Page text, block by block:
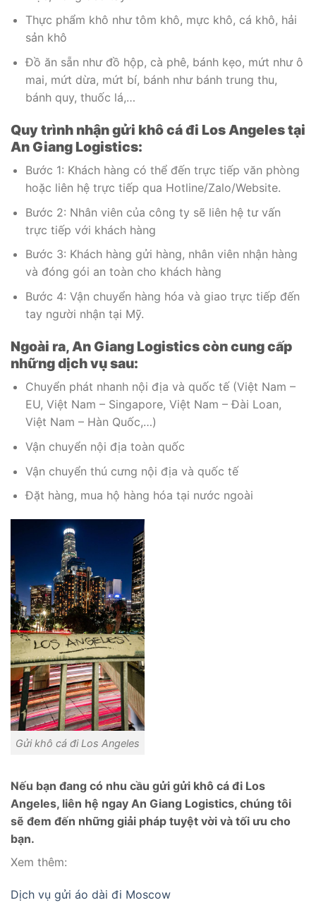
Thực phẩm khô như tôm khô, mực khô, cá khô, hải
sản khô
Đồ ăn sẵn như đồ hộp, cà phê, bánh kẹo, mứt như ô
mai, mứt dừa, mứt bí, bánh như bánh trung thu,
bánh quy, thuốc lá,…
Quy trình nhận gửi khô cá đi Los Angeles tại
An Giang Logistics:
Bước 1: Khách hàng có thể đến trực tiếp văn phòng
hoặc liên hệ trực tiếp qua Hotline/Zalo/Website.
Bước 2: Nhân viên của công ty sẽ liên hệ tư vấn
trực tiếp với khách hàng
Bước 3: Khách hàng gửi hàng, nhân viên nhận hàng
và đóng gói an toàn cho khách hàng
Bước 4: Vận chuyển hàng hóa và giao trực tiếp đến
tay người nhận tại Mỹ.
Ngoài ra, An Giang Logistics còn cung cấp
những dịch vụ sau:
Chuyển phát nhanh nội địa và quốc tế (Việt Nam –
EU, Việt Nam – Singapore, Việt Nam – Đài Loan,
Việt Nam – Hàn Quốc,…)
Vận chuyển nội địa toàn quốc
Vận chuyển thú cưng nội địa và quốc tế
Đặt hàng, mua hộ hàng hóa tại nước ngoài
Gửi khô cá đi Los Angeles
Nếu bạn đang có nhu cầu gửi gửi khô cá đi Los
Angeles, liên hệ ngay An Giang Logistics, chúng tôi
sẽ đem đến những giải pháp tuyệt vời và tối ưu cho
bạn.
Xem thêm:
Dịch vụ gửi áo dài đi Moscow